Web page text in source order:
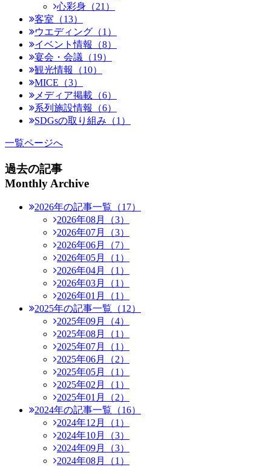
心彩身（21）
客室（13）
ウエディング（1）
イベント情報（8）
宴会・会議（19）
観光情報（10）
MICE（3）
メディア掲載（6）
系列施設情報（6）
SDGsの取り組み（1）
一覧ページへ
過去の記事
Monthly Archive
2026年の記事一覧（17）
2026年08月（3）
2026年07月（3）
2026年06月（7）
2026年05月（1）
2026年04月（1）
2026年03月（1）
2026年01月（1）
2025年の記事一覧（12）
2025年09月（4）
2025年08月（1）
2025年07月（1）
2025年06月（2）
2025年05月（1）
2025年02月（1）
2025年01月（2）
2024年の記事一覧（16）
2024年12月（1）
2024年10月（3）
2024年09月（3）
2024年08月（1）